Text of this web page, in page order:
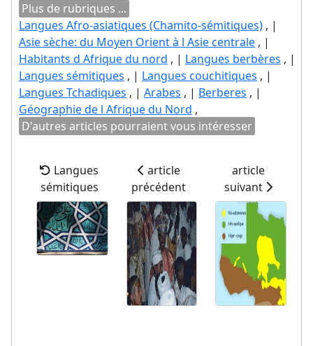
Plus de rubriques ...
Langues Afro-asiatiques (Chamito-sémitiques) , |
Asie sèche: du Moyen Orient à l Asie centrale , |
Habitants d Afrique du nord , | Langues berbères , |
Langues sémitiques , | Langues couchitiques , |
Langues Tchadiques , | Arabes , | Berberes , |
Géographie de l Afrique du Nord ,
D'autres articles pourraient vous intéresser
Langues
sémitiques
article
précédent
article
suivant